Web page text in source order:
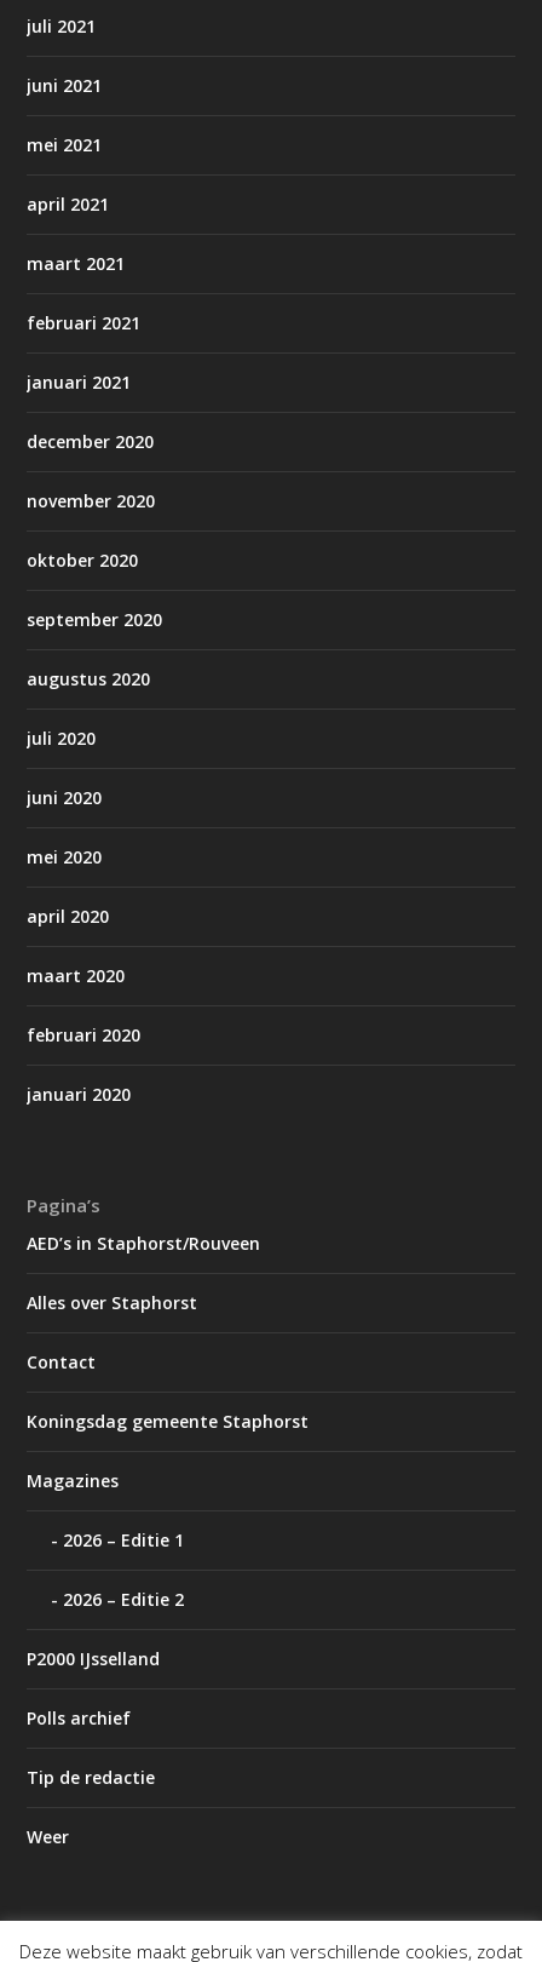
juli 2021
juni 2021
mei 2021
april 2021
maart 2021
februari 2021
januari 2021
december 2020
november 2020
oktober 2020
september 2020
augustus 2020
juli 2020
juni 2020
mei 2020
april 2020
maart 2020
februari 2020
januari 2020
Pagina’s
AED’s in Staphorst/Rouveen
Alles over Staphorst
Contact
Koningsdag gemeente Staphorst
Magazines
2026 – Editie 1
2026 – Editie 2
P2000 IJsselland
Polls archief
Tip de redactie
Weer
Deze website maakt gebruik van verschillende cookies, zodat